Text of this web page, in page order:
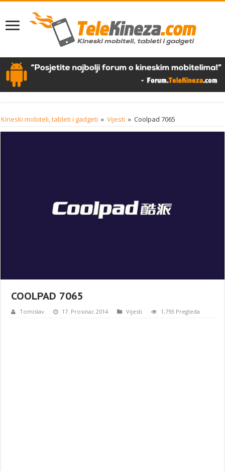
Kineski mobiteli, tableti i gadgeti » Vijesti » Coolpad 7065
COOLPAD 7065
Tomislav 17. Prosinac 2014 Vijesti 1,793 Pregleda